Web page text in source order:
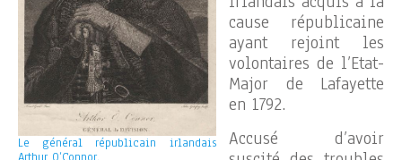
Le général républicain irlandais
cause républicaine
ayant rejoint les
volontaires de l’Etat-
Major de Lafayette
en 1792.
Accusé d’avoir